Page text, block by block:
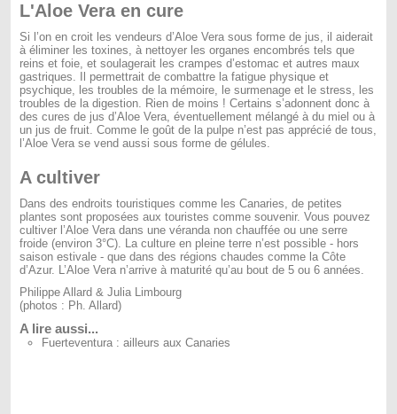
L'Aloe Vera en cure
Si l’on en croit les vendeurs d’Aloe Vera sous forme de jus, il aiderait
à éliminer les toxines, à nettoyer les organes encombrés tels que
reins et foie, et soulagerait les crampes d’estomac et autres maux
gastriques. Il permettrait de combattre la fatigue physique et
psychique, les troubles de la mémoire, le surmenage et le stress, les
troubles de la digestion. Rien de moins ! Certains s’adonnent donc à
des cures de jus d’Aloe Vera, éventuellement mélangé à du miel ou à
un jus de fruit. Comme le goût de la pulpe n’est pas apprécié de tous,
l’Aloe Vera se vend aussi sous forme de gélules.
A cultiver
Dans des endroits touristiques comme les Canaries, de petites
plantes sont proposées aux touristes comme souvenir. Vous pouvez
cultiver l’Aloe Vera dans une véranda non chauffée ou une serre
froide (environ 3°C). La culture en pleine terre n’est possible - hors
saison estivale - que dans des régions chaudes comme la Côte
d’Azur. L’Aloe Vera n’arrive à maturité qu’au bout de 5 ou 6 années.
Philippe Allard & Julia Limbourg
(photos : Ph. Allard)
A lire aussi...
Fuerteventura : ailleurs aux Canaries